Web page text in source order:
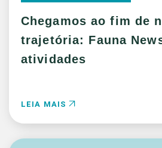
Chegamos ao fim de
trajetória: Fauna
atividades
LEIA MAIS